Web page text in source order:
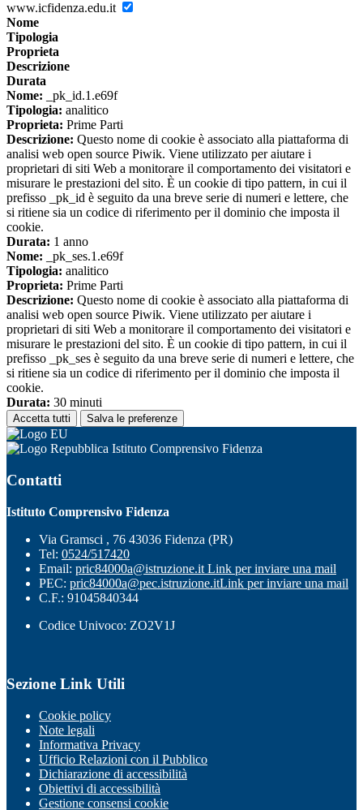
www.icfidenza.edu.it
Nome
Tipologia
Proprieta
Descrizione
Durata
Nome: _pk_id.1.e69f
Tipologia: analitico
Proprieta: Prime Parti
Descrizione: Questo nome di cookie è associato alla piattaforma di
analisi web open source Piwik. Viene utilizzato per aiutare i
proprietari di siti Web a monitorare il comportamento dei visitatori e
misurare le prestazioni del sito. È un cookie di tipo pattern, in cui il
prefisso _pk_id è seguito da una breve serie di numeri e lettere, che
si ritiene sia un codice di riferimento per il dominio che imposta il
cookie.
Durata: 1 anno
Nome: _pk_ses.1.e69f
Tipologia: analitico
Proprieta: Prime Parti
Descrizione: Questo nome di cookie è associato alla piattaforma di
analisi web open source Piwik. Viene utilizzato per aiutare i
proprietari di siti Web a monitorare il comportamento dei visitatori e
misurare le prestazioni del sito. È un cookie di tipo pattern, in cui il
prefisso _pk_ses è seguito da una breve serie di numeri e lettere, che
si ritiene sia un codice di riferimento per il dominio che imposta il
cookie.
Durata: 30 minuti
Accetta tutti Salva le preferenze
Istituto Comprensivo Fidenza
Contatti
Istituto Comprensivo Fidenza
Via Gramsci , 76 43036 Fidenza (PR)
Tel: 0524/517420
Email: pric84000a@istruzione.it Link per inviare una mail
PEC: pric84000a@pec.istruzione.itLink per inviare una mail
C.F.: 91045840344
Codice Univoco: ZO2V1J
Sezione Link Utili
Cookie policy
Note legali
Informativa Privacy
Ufficio Relazioni con il Pubblico
Dichiarazione di accessibilità
Obiettivi di accessibilità
Gestione consensi cookie